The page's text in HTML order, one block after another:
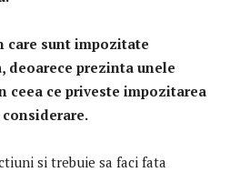
care sunt impozitate
deoarece prezinta unele
ceea ce priveste impozitarea
si trebuie sa faci fata